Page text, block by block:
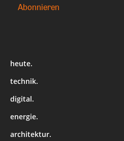
heute.
technik.
digital.
energie.
architektur.